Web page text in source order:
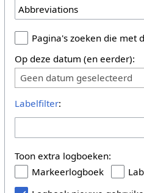
Pagina's zoeken die met
Op deze datum (en eerder):
Geen datum geselecteerd
Labelfilter:
Toon extra logboeken:
Markeerlogboek